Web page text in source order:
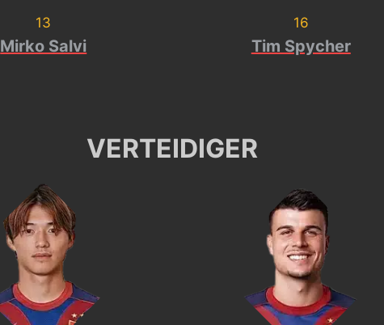
13
Mirko Salvi
16
Tim Spycher
VERTEIDIGER